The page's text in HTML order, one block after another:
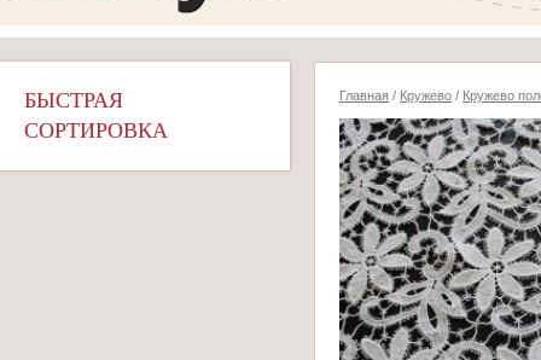
БЫСТРАЯ
СОРТИРОВКА
Главная / Кружево / Кружево